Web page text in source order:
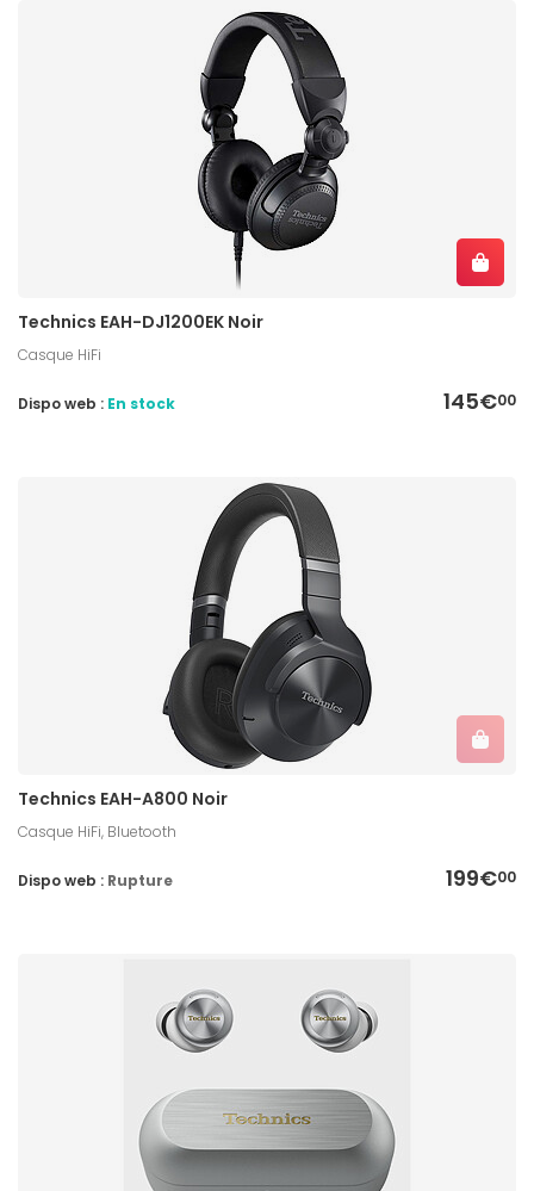
Technics EAH-DJ1200EK Noir
Casque HiFi
145€00
Dispo web : En stock
Technics EAH-A800 Noir
Casque HiFi, Bluetooth
199€00
Dispo web : Rupture